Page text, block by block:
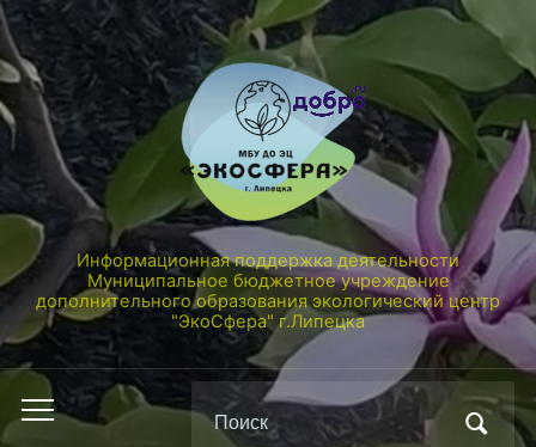
Информационная поддержка деятельности
Муниципальное бюджетное учреждение
дополнительного образования экологический центр
"ЭкоСфера" г.Липецка
Переключить
Поиск
по: